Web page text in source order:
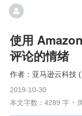
使用
评论的情绪
2019-10-30
本文字数：4289 字